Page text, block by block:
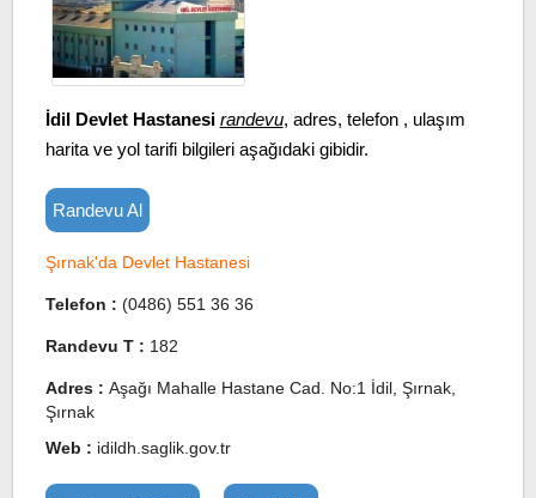
İdil Devlet Hastanesi randevu, adres, telefon , ulaşım
harita ve yol tarifi bilgileri aşağıdaki gibidir.
Randevu Al
Şırnak'da Devlet Hastanesi
Telefon : (0486) 551 36 36
Randevu T : 182
Adres : Aşağı Mahalle Hastane Cad. No:1 İdil, Şırnak,
Şırnak
Web : idildh.saglik.gov.tr